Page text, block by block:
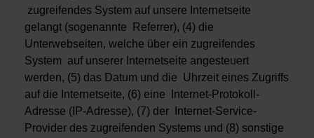
zugreifendes System auf unsere Internetseite
gelangt (sogenannte Referrer), (4) die
Unterwebseiten, welche über ein zugreifendes
System auf unserer Internetseite angesteuert
werden, (5) das Datum und die Uhrzeit eines Zugriffs
auf die Internetseite, (6) eine Internet-Protokoll-
Adresse (IP-Adresse), (7) der Internet-Service-
Provider des zugreifenden Systems und (8) sonstige